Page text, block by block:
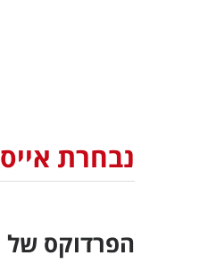
נבחרת אייס
הפרדוקס של